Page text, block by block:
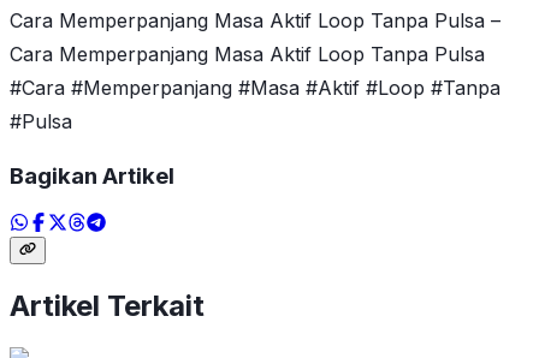
Cara Memperpanjang Masa Aktif Loop Tanpa Pulsa –
Cara Memperpanjang Masa Aktif Loop Tanpa Pulsa
#Cara #Memperpanjang #Masa #Aktif #Loop #Tanpa
#Pulsa
Bagikan Artikel
Artikel Terkait